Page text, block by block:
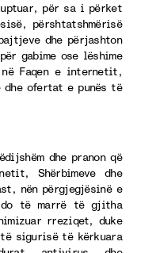
për sa i përket
përshtatshmërisë
dhe përjashton
gabime ose lëshime
Faqen e internetit,
dhe ofertat e punës të
dhe pranon që
Shërbimeve dhe
nën përgjegjësinë e
të marrë të gjitha
rreziqet, duke
të sigurisë të kërkuara